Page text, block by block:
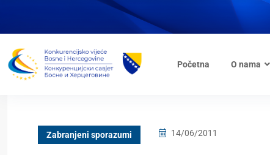
Početna O nama
Zabranjeni sporazumi 14/06/2011